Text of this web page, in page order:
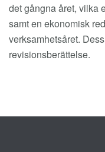
det gångna året, vilka
samt en ekonomisk
verksamhetsåret.
revisionsberättelse.